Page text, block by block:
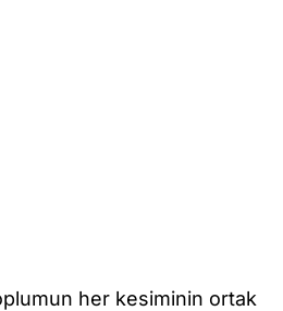
her kesiminin ortak